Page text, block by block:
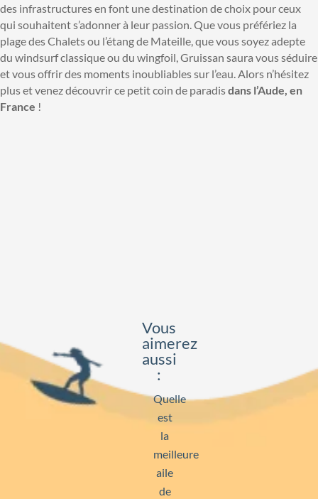
des infrastructures en font une destination de choix pour ceux
qui souhaitent s’adonner à leur passion. Que vous préfériez la
plage des Chalets ou l’étang de Mateille, que vous soyez adepte
du windsurf classique ou du wingfoil, Gruissan saura vous séduire
et vous offrir des moments inoubliables sur l’eau. Alors n’hésitez
plus et venez découvrir ce petit coin de paradisdans l’Aude, en
France !
Vous
aimerez
aussi
:
Quelle
est
la
meilleure
aile
de